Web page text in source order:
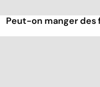
Peut-on manger des